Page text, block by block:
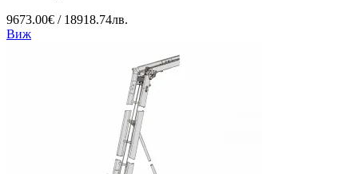
9673.00€ / 18918.74лв.
Виж